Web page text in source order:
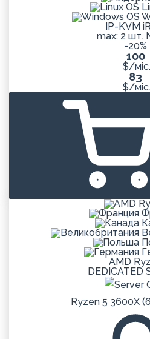
IP-KVM
max: 2 шт.
-20%
100
$/міс.
83
$/міс.
AMD
DEDICATED
Ryzen 5 3600X